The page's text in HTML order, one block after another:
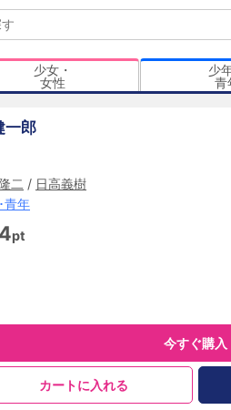
少女・
女性
少
青
一郎
二 / 日高義樹
青年
pt
今すぐ購入
カートに入れる